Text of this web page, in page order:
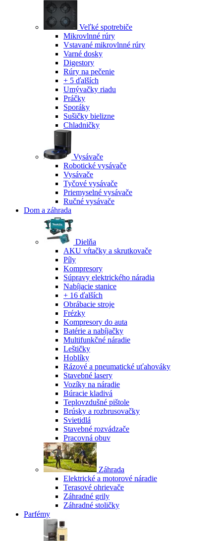
Veľké spotrebiče
Mikrovlnné rúry
Vstavané mikrovlnné rúry
Varné dosky
Digestory
Rúry na pečenie
+ 5 ďalších
Umývačky riadu
Práčky
Sporáky
Sušičky bielizne
Chladničky
Vysávače
Robotické vysávače
Vysávače
Tyčové vysávače
Priemyselné vysávače
Ručné vysávače
Dom a záhrada
Dielňa
AKU vŕtačky a skrutkovače
Píly
Kompresory
Súpravy elektrického náradia
Nabíjacie stanice
+ 16 ďalších
Obrábacie stroje
Frézky
Kompresory do auta
Batérie a nabíjačky
Multifunkčné náradie
Leštičky
Hoblíky
Rázové a pneumatické uťahováky
Stavebné lasery
Vozíky na náradie
Búracie kladivá
Teplovzdušné pištole
Brúsky a rozbrusovačky
Svietidlá
Stavebné rozvádzače
Pracovná obuv
Záhrada
Elektrické a motorové náradie
Terasové ohrievače
Záhradné grily
Záhradné stoličky
Parfémy